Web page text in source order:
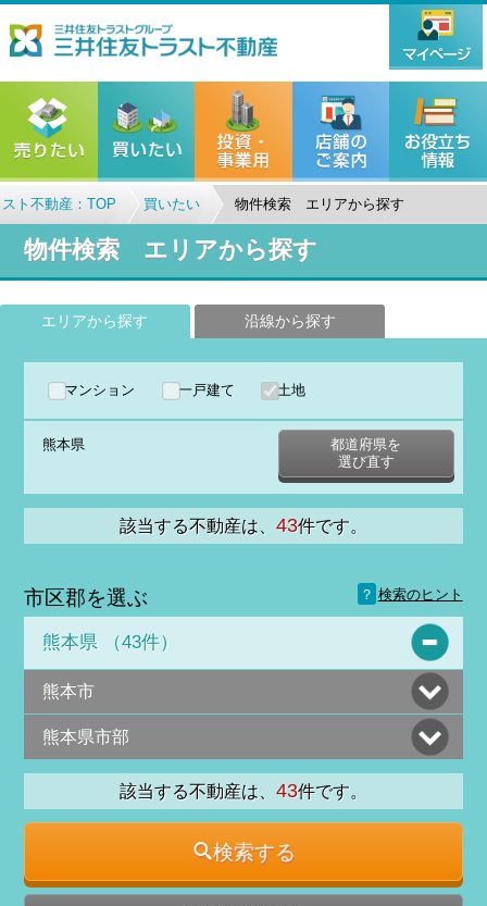
ト不動産：TOP 買いたい 物件検索 エリアから探す
物件検索 エリアから探す
エリアから探す 沿線から探す
マンション 一戸建て 土地
熊本県
都道府県を
選び直す
該当する不動産は、 43件です。
市区郡を選ぶ ？ 検索のヒント
熊本県 （43件）
熊本市
熊本県市部
該当する不動産は、 43件です。
検索する